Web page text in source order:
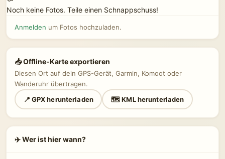
Noch keine Fotos. Teile einen Schnappschuss!
Anmelden um Fotos hochzuladen.
📥 Offline-Karte exportieren
Diesen Ort auf dein GPS-Gerät, Garmin, Komoot oder
Wanderuhr übertragen.
📍 GPX herunterladen
🗺 KML herunterladen
✈️ Wer ist hier wann?